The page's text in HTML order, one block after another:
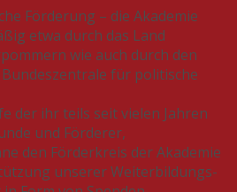
Förderung – die Akademie
etwa durch das Land
wie auch durch den
für politische
der ihr teils seit vielen Jahren
und Förderer,
den Förderkreis der Akademie
unserer Weiterbildungs-